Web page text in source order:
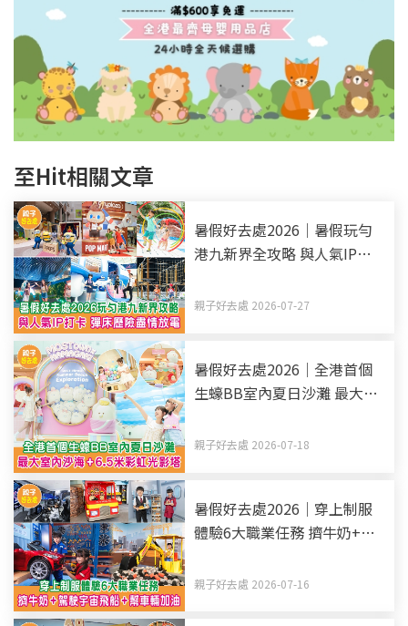
至Hit相關文章
暑假好去處2026｜暑假玩勻
港九新界全攻略 與人氣IP打
更新）
親子好去處 2026-07-27
暑假好去處2026｜全港首個
生蠔BB室內夏日沙灘 最大室
親子好去處 2026-07-18
暑假好去處2026｜穿上制服
體驗6大職業任務 擠牛奶+駕
親子好去處 2026-07-16